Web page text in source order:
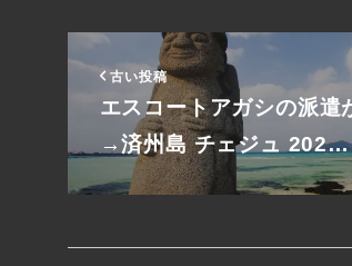
古い投稿
エスコートアガシの派遣
→済州島 チェジュ 202…